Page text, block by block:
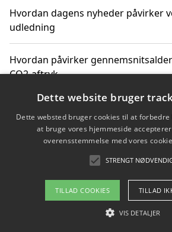
Hvordan dagens nyheder påvirker
udledning
Hvordan påvirker
CO2-aftryk
Hvordan nyheder om CO2-
hverdag
Om / kontakt
Blog
Dette website bruger
Dette websted bruger cookies til at
at bruge vores hjemmeside
overensstemmelse med vores
STRENGT
TILLAD COOKIES TILLAD
VIS DETALJER